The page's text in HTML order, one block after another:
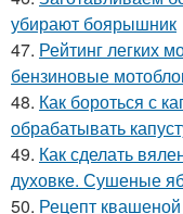
убирают боярышник
47. Рейтинг легких
бензиновые
48. Как бороться с
обрабатывать
49. Как сделать
духовке. Сушеные
50. Рецепт